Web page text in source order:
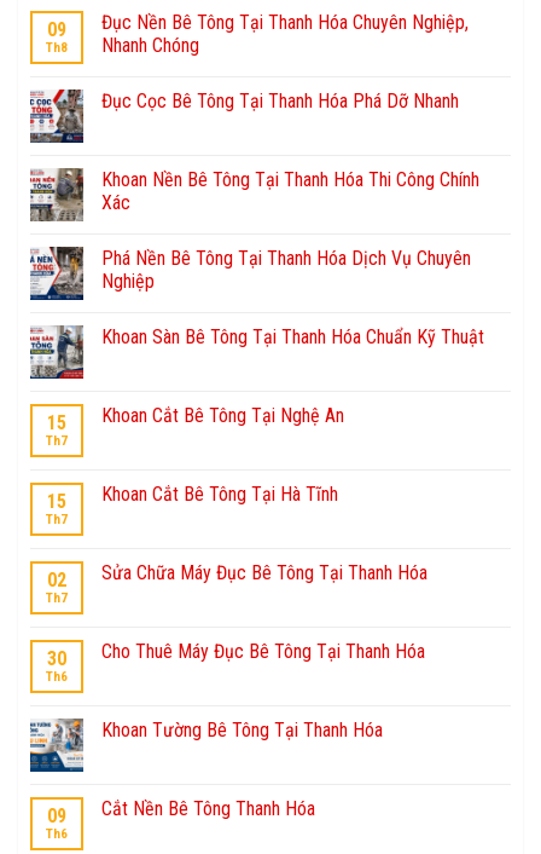
09
Th8
Đục Nền Bê Tông Tại Thanh Hóa Chuyên Nghiệp,
Nhanh Chóng
Đục Cọc Bê Tông Tại Thanh Hóa Phá Dỡ Nhanh
Khoan Nền Bê Tông Tại Thanh Hóa Thi Công Chính
Xác
Phá Nền Bê Tông Tại Thanh Hóa Dịch Vụ Chuyên
Nghiệp
Khoan Sàn Bê Tông Tại Thanh Hóa Chuẩn Kỹ Thuật
15
Th7
Khoan Cắt Bê Tông Tại Nghệ An
15
Th7
Khoan Cắt Bê Tông Tại Hà Tĩnh
02
Th7
Sửa Chữa Máy Đục Bê Tông Tại Thanh Hóa
30
Th6
Cho Thuê Máy Đục Bê Tông Tại Thanh Hóa
Khoan Tường Bê Tông Tại Thanh Hóa
09
Th6
Cắt Nền Bê Tông Thanh Hóa